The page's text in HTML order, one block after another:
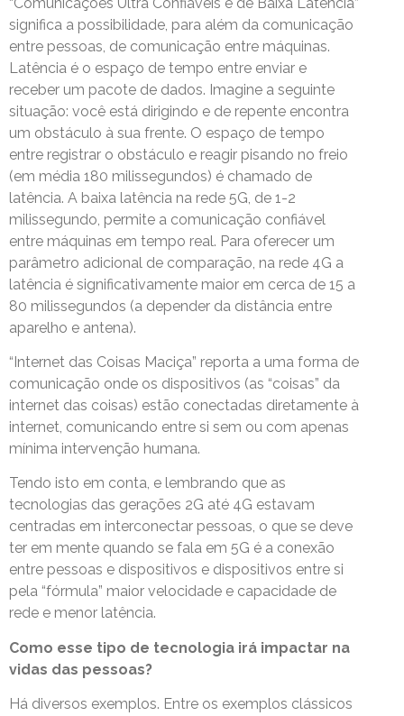
significa a possibilidade, para além da comunicação
entre pessoas, de comunicação entre máquinas.
Latência é o espaço de tempo entre enviar e
receber um pacote de dados. Imagine a seguinte
situação: você está dirigindo e de repente encontra
um obstáculo à sua frente. O espaço de tempo
entre registrar o obstáculo e reagir pisando no freio
(em média 180 milissegundos) é chamado de
latência. A baixa latência na rede 5G, de 1-2
milissegundo, permite a comunicação confiável
entre máquinas em tempo real. Para oferecer um
parâmetro adicional de comparação, na rede 4G a
latência é significativamente maior em cerca de 15 a
80 milissegundos (a depender da distância entre
aparelho e antena).
“Internet das Coisas Maciça” reporta a uma forma de
comunicação onde os dispositivos (as “coisas” da
internet das coisas) estão conectadas diretamente à
internet, comunicando entre si sem ou com apenas
mínima intervenção humana.
Tendo isto em conta, e lembrando que as
tecnologias das gerações 2G até 4G estavam
centradas em interconectar pessoas, o que se deve
ter em mente quando se fala em 5G é a conexão
entre pessoas e dispositivos e dispositivos entre si
pela “fórmula” maior velocidade e capacidade de
rede e menor latência.
Como esse tipo de tecnologia irá impactar na
vidas das pessoas?
Há diversos exemplos. Entre os exemplos clássicos